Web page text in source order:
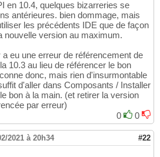
en 10.4, quelques bizarreries se
antérieures. bien dommage, mais
les précédents IDE que de façon
nouvelle version au maximum.
eu une erreur de référencement de
10.3 au lieu de référencer le bon
donc, mais rien d'insurmontable
d'aller dans Composants / Installer
bon à la main. (et retirer la version
par erreur)
0
0
2021 à 20h34 #22